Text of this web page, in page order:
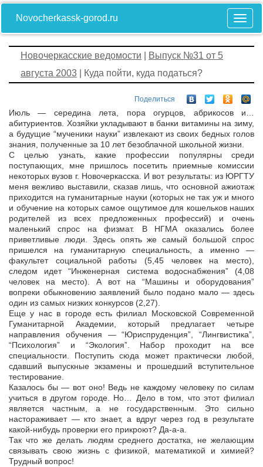
Novocherkassk-gorod.ru
Новочеркасские ведомости
Выпуск №31 от 5
августа 2003 | Куда пойти, куда податься?
Поделиться
Июль — середина лета, пора огурцов, абрикосов и…
абитуриентов. Хозяйки укладывают в банки витамины на зиму,
а будущие “мученики науки” извлекают из своих бедных голов
знания, полученные за 10 лет безоблачной школьной жизни.
С целью узнать, какие профессии популярны среди
поступающих, мне пришлось посетить приемные комиссии
некоторых вузов г. Новочеркасска. И вот результаты: из ЮРГТУ
меня вежливо выставили, сказав лишь, что основной ажиотаж
приходится на гуманитарные науки (которых не так уж и много
и обучение на которых самое ощутимое для кошельков наших
родителей из всех предложенных профессий) и очень
маленький спрос на физмат. В НГМА оказались более
приветливые люди. Здесь опять же самый большой спрос
пришелся на гуманитарную специальность, а именно —
факультет социальной работы (5,45 человек на место),
следом идет “Инженерная система водоснабжения” (4,08
человек на место). А вот на “Машины и оборудования”
вопреки обыкновению заявлений было подано мало — здесь
один из самых низких конкурсов (2,27).
Еще у нас в городе есть филиал Московской Современной
Гуманитарной Академии, который предлагает четыре
направления обучения — “Юриспруденция”, “Лингвистика”,
“Психология” и “Экология”. Набор проходит на все
специальности. Поступить сюда может практически любой,
сдавший выпускные экзамены и прошедший вступительное
тестирование.
Казалось бы — вот оно! Ведь не каждому человеку по силам
учиться в другом городе. Но… Дело в том, что этот филиал
является частным, а не государственным. Это сильно
настораживает — кто знает, а вдруг через год в результате
какой-нибудь проверки его прикроют? Да-а-а.
Так что же делать людям среднего достатка, не желающим
связывать свою жизнь с физикой, математикой и химией?
Трудный вопрос!